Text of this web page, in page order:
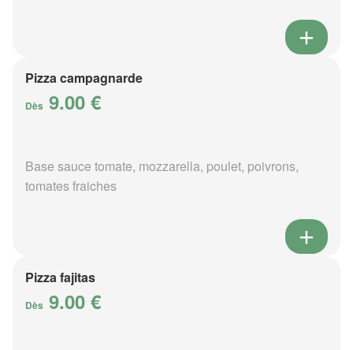
Pizza campagnarde
Dès 9.00 €
Base sauce tomate, mozzarella, poulet, poivrons,
tomates fraiches
Pizza fajitas
Dès 9.00 €